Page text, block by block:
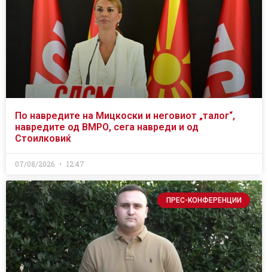
По навредите на Мицкоски и неговиот „талог“,
навредите од ВМРО, сега навреди и од
Стоилковиќ
07/08/2026 12:47
ПРЕС-КОНФЕРЕНЦИИ